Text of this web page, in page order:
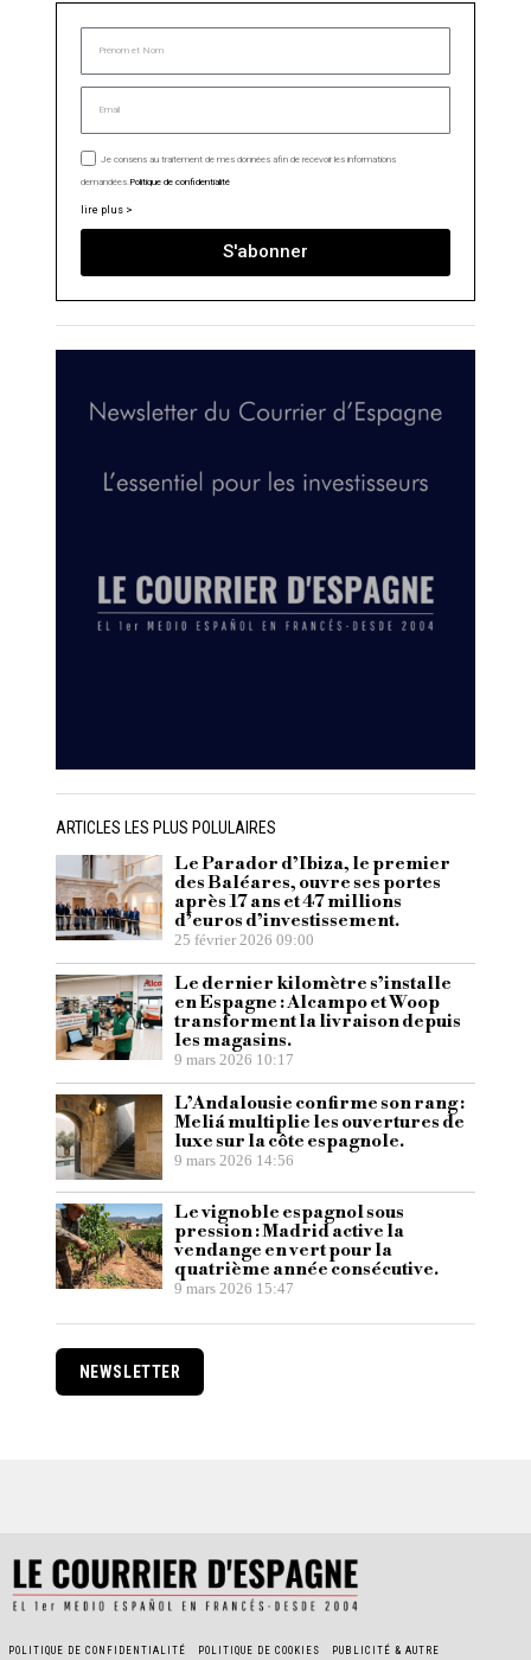
Je consens au traitement de mes données afin de recevoir les informations
demandées. Politique de confidentialité
lire plus >
S'abonner
ARTICLES LES PLUS POLULAIRES
Le Parador d’Ibiza, le premier
des Baléares, ouvre ses portes
après 17 ans et 47 millions
d’euros d’investissement.
25 février 2026 09:00
Le dernier kilomètre s’installe
en Espagne : Alcampo et Woop
transforment la livraison depuis
les magasins.
9 mars 2026 10:17
L’Andalousie confirme son rang :
Meliá multiplie les ouvertures de
luxe sur la côte espagnole.
9 mars 2026 14:56
Le vignoble espagnol sous
pression : Madrid active la
vendange en vert pour la
quatrième année consécutive.
9 mars 2026 15:47
NEWSLETTER
POLITIQUE DE CONFIDENTIALITÉ POLITIQUE DE COOKIES PUBLICITÉ & AUTRE